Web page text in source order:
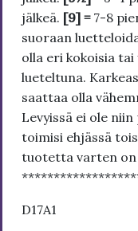
jälkeä. [9] = 7-8
suoraan
olla eri kokoisia
lueteltuna.
saattaa olla
Levyissä ei ole
toimisi ehjässä
tuotetta varten
D17A1